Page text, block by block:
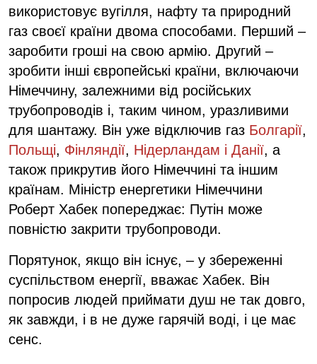
використовує вугілля, нафту та природний
газ своєї країни двома способами. Перший –
заробити гроші на свою армію. Другий –
зробити інші європейські країни, включаючи
Німеччину, залежними від російських
трубопроводів і, таким чином, уразливими
для шантажу. Він уже відключив газ Болгарії,
Польщі, Фінляндії, Нідерландам і Данії, а
також прикрутив його Німеччині та іншим
країнам. Міністр енергетики Німеччини
Роберт Хабек попереджає: Путін може
повністю закрити трубопроводи.
Порятунок, якщо він існує, – у збереженні
суспільством енергії, вважає Хабек. Він
попросив людей приймати душ не так довго,
як завжди, і в не дуже гарячій воді, і це має
сенс.